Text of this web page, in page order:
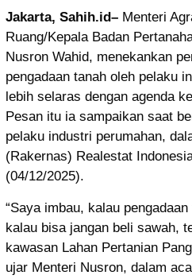
Jakarta, Sahih.id– Menteri
Ruang/Kepala Badan
Nusron Wahid, menekankan
pengadaan tanah oleh pelaku
lebih selaras dengan agenda
Pesan itu ia sampaikan saat
pelaku industri perumahan,
(Rakernas) Realestat
(04/12/2025).
“Saya imbau, kalau
kalau bisa jangan beli sawah,
kawasan Lahan Pertanian
ujar Menteri Nusron, dalam